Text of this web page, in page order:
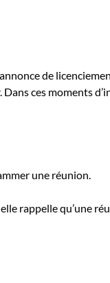
de
ces moments
une réunion.
rappelle qu’une